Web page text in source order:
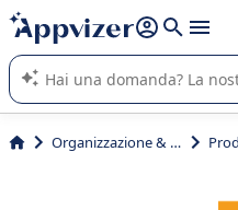
righe con
shift + enter
L'IA di Appvizer vi guida
software SaaS per la vostra
Organizzazione & planning